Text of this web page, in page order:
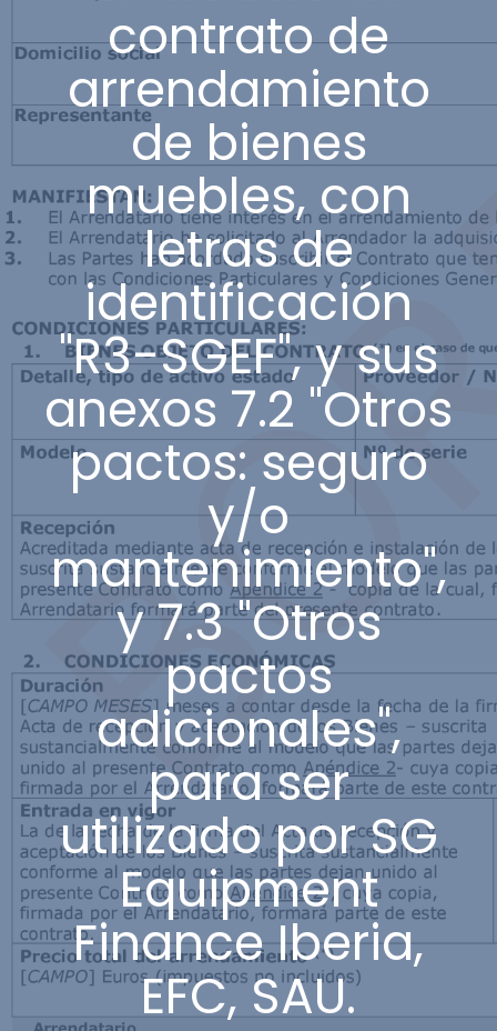
contrato de
arrendamiento
de bienes
muebles, con
letras de
identificación
"R3-SGEF", y sus
anexos 7.2 "Otros
pactos: seguro
y/o
mantenimiento",
y 7.3 "Otros
pactos
adicionales",
para ser
utilizado por SG
Equipment
Finance Iberia,
EFC, SAU.